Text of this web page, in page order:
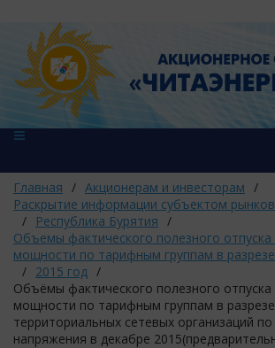
Главная / Акционерам и инвесторам /
Раскрытие информации субъектом рынков
/
Республика Бурятия /
Объемы фактического полезного отпуска
мощности по тарифным группам в
/ 2015 год /
Объёмы фактического полезного отпуска
мощности по тарифным группам в разрезе
территориальных сетевых организаций
напряжения в декабре